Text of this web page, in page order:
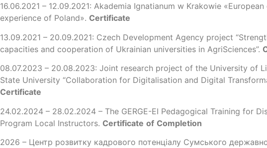
16.06.2021 – 12.09.2021: Akademia Ignatianum w Krakowie
experience of Poland». Certificate
13.09.2021 – 20.09.2021: Czech Development Agency project
capacities and cooperation of Ukrainian universities in AgriSciences”.
08.07.2023 – 20.08.2023: Joint research project of the University of
State University “Collaboration for Digitalisation and Digital
Certificate
24.02.2024 – 28.02.2024 – The GERGE-EI Pedagogical Training for
Program Local Instructors. Certificate of Completion
2026 – Центр розвитку кадрового потенціалу Сумського